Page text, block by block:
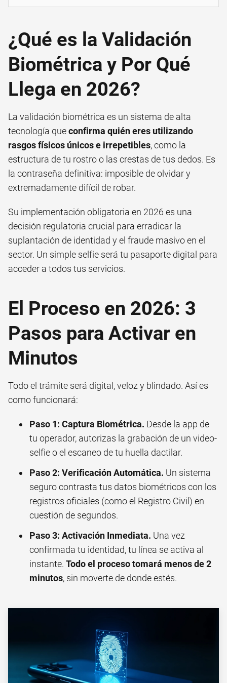
¿Qué es la Validación
Biométrica y Por Qué
Llega en 2026?
La validación biométrica es un sistema de alta
tecnología queconfirma quién eres utilizando
rasgos físicos únicos e irrepetibles, como la
estructura de tu rostro o las crestas de tus dedos. Es
la contraseña definitiva: imposible de olvidar y
extremadamente difícil de robar.
Su implementación obligatoria en 2026 es una
decisión regulatoria crucial para erradicar la
suplantación de identidad y el fraude masivo en el
sector. Un simple selfie será tu pasaporte digital para
acceder a todos tus servicios.
El Proceso en 2026: 3
Pasos para Activar en
Minutos
Todo el trámite será digital, veloz y blindado. Así es
como funcionará:
Paso 1: Captura Biométrica. Desde la app de
tu operador, autorizas la grabación de un video-
selfie o el escaneo de tu huella dactilar.
Paso 2: Verificación Automática. Un sistema
seguro contrasta tus datos biométricos con los
registros oficiales (como el Registro Civil) en
cuestión de segundos.
Paso 3: Activación Inmediata. Una vez
confirmada tu identidad, tu línea se activa al
instante. Todo el proceso tomará menos de 2
minutos, sin moverte de donde estés.